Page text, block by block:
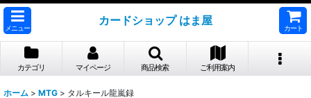
メニュー
カードショップ はま屋
カート
カテゴリ マイページ 商品検索 ご利用案内
ホーム > MTG > タルキール龍嵐録